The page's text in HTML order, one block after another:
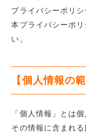
プライバシーポリ
本プライバシーポ
い。
【個人情報の範
「個人情報」とは
その情報に含まれ